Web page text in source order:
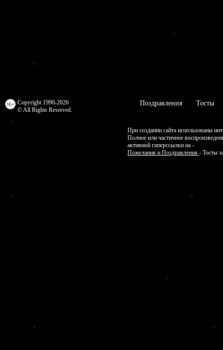
Copyright 1990-2026
© All Rights Reserved.
Поздравления Тосты
При создании сайта использованы
Полное или частичное
активной гиперссылки на -
Пожелания и Поздравления - Тосты